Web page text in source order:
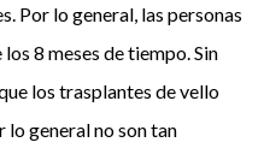
Por lo general, las personas
8 meses de tiempo. Sin
los trasplantes de vello
general no son tan